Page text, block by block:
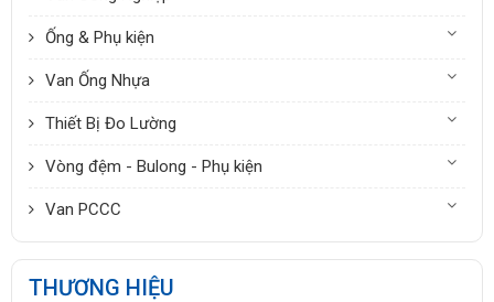
Ống & Phụ kiện
Van Ống Nhựa
Thiết Bị Đo Lường
Vòng đệm - Bulong - Phụ kiện
Van PCCC
THƯƠNG HIỆU